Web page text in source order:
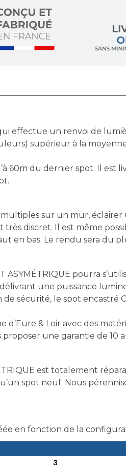
effectue un renvoi de
supérieur à la
60m du dernier spot. Il
sur un mur,
discret. Il est même
en bas. Le rendu sera du
pourra
une puissance
sécurité, le spot encastré
d’Eure & Loir avec des
une garantie de 10
est totalement
spot neuf. Nous
en fonction de la